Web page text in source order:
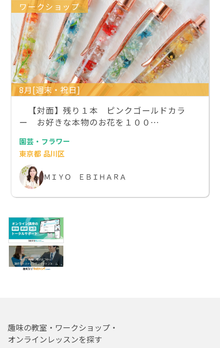
ワークショップ
8月[週末・祝日]
【対面】残り１本 ピンクゴールドカラ
ー お好きな本物のお花を１００…
園芸・フラワー
東京都 品川区
ＭＩＹＯ ＥＢＩＨＡＲＡ
趣味の教室・ワークショップ・
オンラインレッスンを探す